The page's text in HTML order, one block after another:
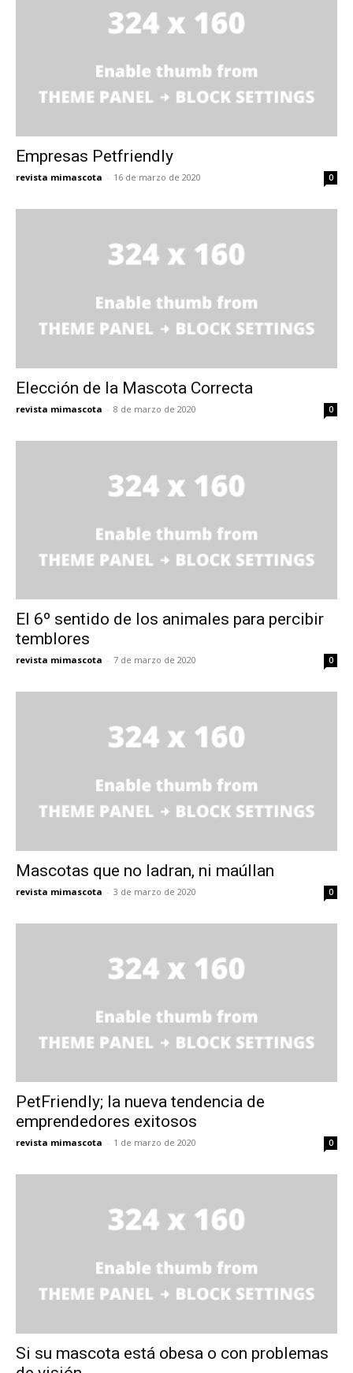
Empresas Petfriendly
revista mimascota - 16 de marzo de 2020 0
Elección de la Mascota Correcta
revista mimascota - 8 de marzo de 2020 0
El 6º sentido de los animales para percibir
temblores
revista mimascota - 7 de marzo de 2020 0
Mascotas que no ladran, ni maúllan
revista mimascota - 3 de marzo de 2020 0
PetFriendly; la nueva tendencia de
emprendedores exitosos
revista mimascota - 1 de marzo de 2020 0
Si su mascota está obesa o con problemas